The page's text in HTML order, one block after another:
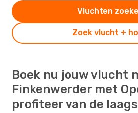
Zoek vlucht +
Vluchten
Boek nu jouw vlucht
Finkenwerder met
profiteer van de